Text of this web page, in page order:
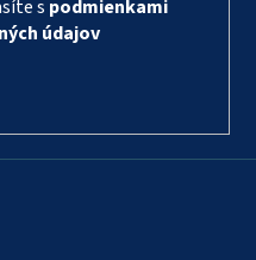
s podmienkami
údajov